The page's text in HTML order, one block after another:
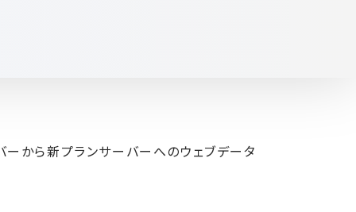
から新プランサーバーへのウェブデータ